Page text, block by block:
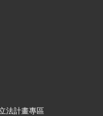
法計畫專區